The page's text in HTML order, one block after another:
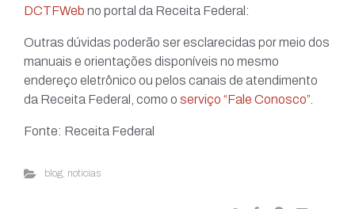
DCTFWeb no portal da Receita Federal:
Outras dúvidas poderão ser esclarecidas por meio dos
manuais e orientações disponíveis no mesmo
endereço eletrônico ou pelos canais de atendimento
da Receita Federal, como o serviço “Fale Conosco”
Fonte: Receita Federal
blog, noticias